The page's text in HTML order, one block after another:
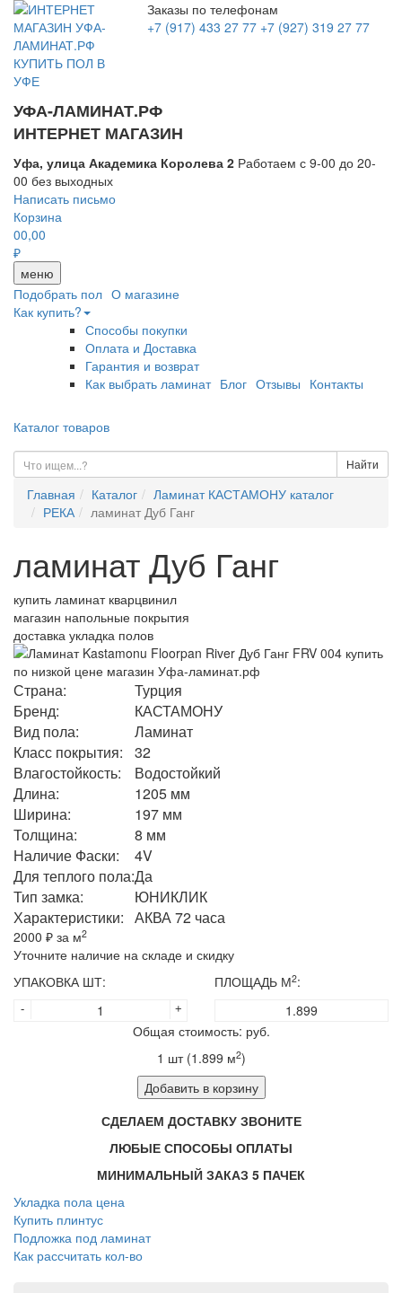
Заказы по телефонам
+7 (917) 433 27 77 +7 (927) 319 27 77
УФА-ЛАМИНАТ.РФ
ИНТЕРНЕТ МАГАЗИН
Уфа, улица Академика Королева 2 Работаем с 9-00 до 20-
00 без выходных
Написать письмо
Корзина
00,00
₽
меню
Подобрать пол О магазине
Как купить?
Способы покупки
Оплата и Доставка
Гарантия и возврат
Как выбрать ламинат Блог Отзывы Контакты
Каталог товаров
Найти
Главная Каталог
Ламинат КАСТАМОНУ каталог
РЕКА
ламинат Дуб Ганг
ламинат Дуб Ганг
купить ламинат кварцвинил
магазин напольные покрытия
доставка укладка полов
Страна:
Турция
Бренд:
КАСТАМОНУ
Вид пола:
Ламинат
Класс покрытия:
32
Влагостойкость:
Водостойкий
Длина:
1205 мм
Ширина:
197 мм
Толщина:
8 мм
Наличие Фаски:
4V
Для теплого пола:Да
Тип замка:
ЮНИКЛИК
Характеристики: АКВА 72 часа
2000 ₽ за м2
Уточните наличие на складе и скидку
УПАКОВКА ШТ:
+
-
ПЛОЩАДЬ М2:
Общая стоимость: руб.
1 шт (1.899 м2)
Добавить в корзину
СДЕЛАЕМ ДОСТАВКУ ЗВОНИТЕ
ЛЮБЫЕ СПОСОБЫ ОПЛАТЫ
МИНИМАЛЬНЫЙ ЗАКАЗ 5 ПАЧЕК
Укладка пола цена
Купить плинтус
Подложка под ламинат
Как рассчитать кол-во